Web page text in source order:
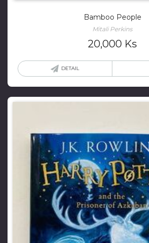
Bamboo People
Mitali Perkins
20,000 Ks
DETAIL